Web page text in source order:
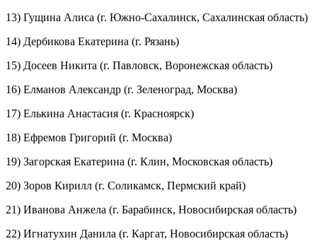
13) Гущина Алиса (г. Южно-Сахалинск, Сахалинская область)
14) Дербикова Екатерина (г. Рязань)
15) Досеев Никита (г. Павловск, Воронежская область)
16) Елманов Александр (г. Зеленоград, Москва)
17) Елькина Анастасия (г. Красноярск)
18) Ефремов Григорий (г. Москва)
19) Загорская Екатерина (г. Клин, Московская область)
20) Зоров Кирилл (г. Соликамск, Пермский край)
21) Иванова Анжела (г. Барабинск, Новосибирская область)
22) Игнатухин Данила (г. Каргат, Новосибирская область)